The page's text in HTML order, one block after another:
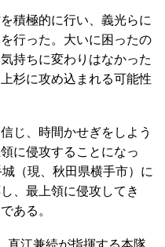
積極的に行い、義光らに
行った。大いに困ったの
持ちに変わりはなかった
杉に攻め込まれる可能性
じ、時間かせぎをしよう
に侵攻することになっ
（現、秋田県横手市）に
、最上領に侵攻してき
ある。